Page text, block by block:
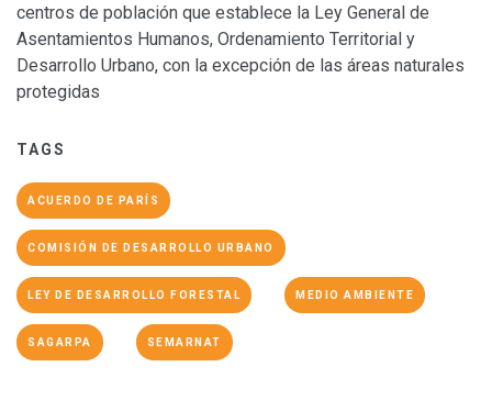
centros de población que establece la Ley General de
Asentamientos Humanos, Ordenamiento Territorial y
Desarrollo Urbano, con la excepción de las áreas naturales
protegidas
TAGS
ACUERDO DE PARÍS
COMISIÓN DE DESARROLLO URBANO
LEY DE DESARROLLO FORESTAL MEDIO AMBIENTE
SAGARPA SEMARNAT